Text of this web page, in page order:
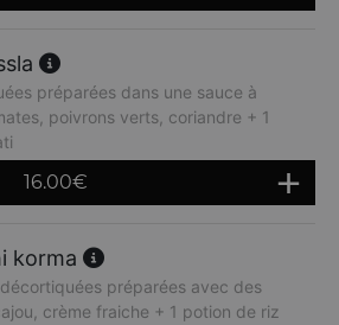
préparées dans une sauce à
poivrons verts, coriandre + 1
16.00€
korma
préparées avec des
crème fraiche + 1 potion de riz